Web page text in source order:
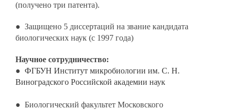
(получено три патента).
● Защищено 5 диссертаций на звание кандидата
биологических наук (с 1997 года)
Научное сотрудничество:
● ФГБУН Институт микробиологии им. С. Н.
Виноградского Российской академии наук
● Биологический факультет Московского